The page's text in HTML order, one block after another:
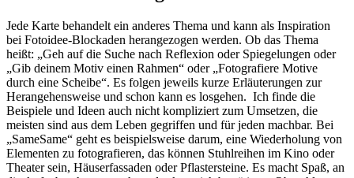
Jede Karte behandelt ein anderes Thema und kann als Inspiration
bei Fotoidee-Blockaden herangezogen werden. Ob das Thema
heißt: „Geh auf die Suche nach Reflexion oder Spiegelungen oder
„Gib deinem Motiv einen Rahmen“ oder „Fotografiere Motive
durch eine Scheibe“. Es folgen jeweils kurze Erläuterungen zur
Herangehensweise und schon kann es losgehen. Ich finde die
Beispiele und Ideen auch nicht kompliziert zum Umsetzen, die
meisten sind aus dem Leben gegriffen und für jeden machbar. Bei
„SameSame“ geht es beispielsweise darum, eine Wiederholung von
Elementen zu fotografieren, das können Stuhlreihen im Kino oder
Theater sein, Häuserfassaden oder Pflastersteine. Es macht Spaß, an